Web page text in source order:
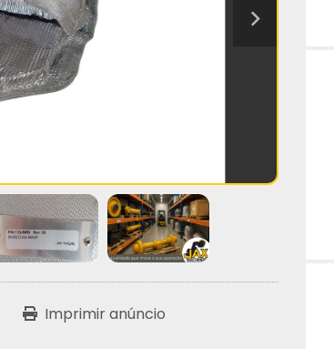
Imprimir anúncio